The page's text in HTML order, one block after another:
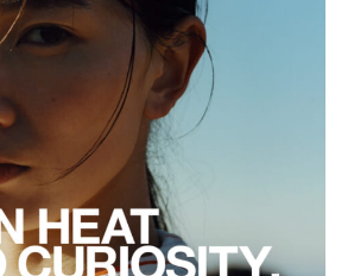
#FASHION #MUSIC #MOVIE
#OUTDOOR
#HANDSOME HANDBOOK